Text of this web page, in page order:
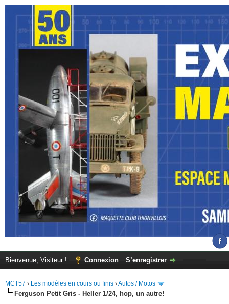
Bienvenue, Visiteur ! Connexion S’enregistrer
MCT57 › Les modèles en cours ou finis ›Autos / Motos
Ferguson Petit Gris - Heller 1/24, hop, un autre!